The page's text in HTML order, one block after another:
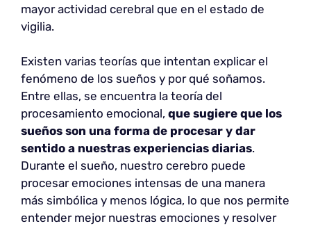
mayor actividad cerebral que en el estado de
vigilia.
Existen varias teorías que intentan explicar el
fenómeno de los sueños y por qué soñamos.
Entre ellas, se encuentra la teoría del
procesamiento emocional, que sugiere que los
sueños son una forma de procesar y dar
sentido a nuestras experiencias diarias.
Durante el sueño, nuestro cerebro puede
procesar emociones intensas de una manera
más simbólica y menos lógica, lo que nos permite
entender mejor nuestras emociones y resolver